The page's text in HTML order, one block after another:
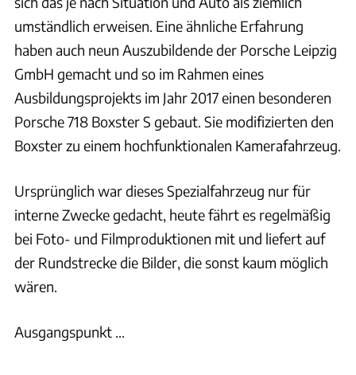
umständlich erweisen. Eine ähnliche Erfahrung
haben auch neun Auszubildende der Porsche Leipzig
GmbH gemacht und so im Rahmen eines
Ausbildungsprojekts im Jahr 2017 einen besonderen
Porsche 718 Boxster S gebaut. Sie modifizierten den
Boxster zu einem hochfunktionalen Kamerafahrzeug.
Ursprünglich war dieses Spezialfahrzeug nur für
interne Zwecke gedacht, heute fährt es regelmäßig
bei Foto- und Filmproduktionen mit und liefert auf
der Rundstrecke die Bilder, die sonst kaum möglich
wären.
Ausgangspunkt ...